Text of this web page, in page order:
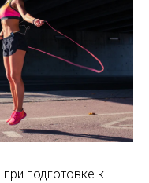
подготовке к